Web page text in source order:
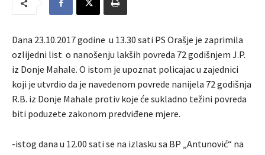
Dana 23.10.2017 godine u 13.30 sati PS Orašje je zaprimila
ozlijedni list o nanošenju lakših povreda 72 godišnjem J.P.
iz Donje Mahale. O istom je upoznat policajac u zajednici
koji je utvrdio da je navedenom povrede nanijela 72 godišnja
R.B. iz Donje Mahale protiv koje će sukladno težini povreda
biti poduzete zakonom predviđene mjere.
-istog dana u 12.00 sati se na izlasku sa BP „Antunović“ na